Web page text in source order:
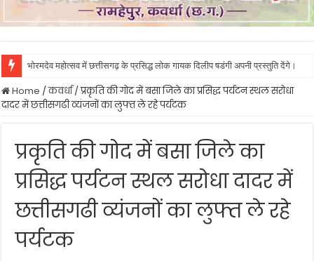
भोरमदेव महोत्सव में छत्तीसगढ़ के प्रसिद्ध लोक गायक दिलीप षडंगी अपनी प्रस्तुति देंगे।
Home /कवर्धा/प्रकृति की गोद में बसा जिले का प्रसिद्ध पर्यटन स्थल सरोधा
दादर में छत्तीसगढी व्यंजनों का लुफ्त ले रहे पर्यटक
प्रकृति की गोद में बसा जिले का
प्रसिद्ध पर्यटन स्थल सरोधा दादर में
छत्तीसगढी व्यंजनों का लुफ्त ले रहे
पर्यटक